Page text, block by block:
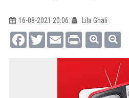
16-08-2021 20:06
Lila Ghali
FacebookTwitterEmail Print